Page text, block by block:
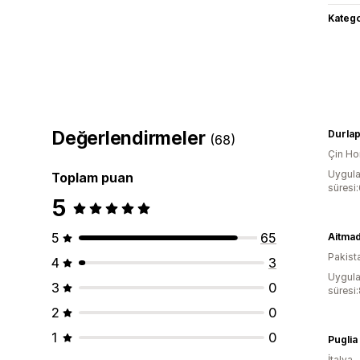
Değerlendirmeler (68)
Toplam puan
5
5
65
4
3
3
0
2
0
1
0
Çin